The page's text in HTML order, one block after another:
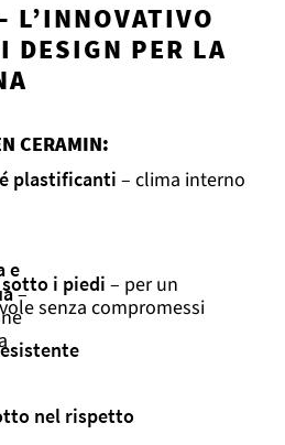
L’INNOVATIVO
DESIGN PER LA
CERAMIN:
plastificanti – clima interno
e
–
sotto i piedi – per un
senza compromessi
nel rispetto